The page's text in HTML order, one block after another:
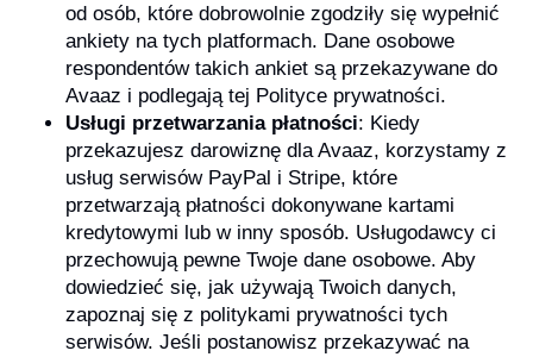
od osób, które dobrowolnie zgodziły się wypełnić
ankiety na tych platformach. Dane osobowe
respondentów takich ankiet są przekazywane do
Avaaz i podlegają tej Polityce prywatności.
Usługi przetwarzania płatności: Kiedy
przekazujesz darowiznę dla Avaaz, korzystamy z
usług serwisów PayPal i Stripe, które
przetwarzają płatności dokonywane kartami
kredytowymi lub w inny sposób. Usługodawcy ci
przechowują pewne Twoje dane osobowe. Aby
dowiedzieć się, jak używają Twoich danych,
zapoznaj się z politykami prywatności tych
serwisów. Jeśli postanowisz przekazywać na